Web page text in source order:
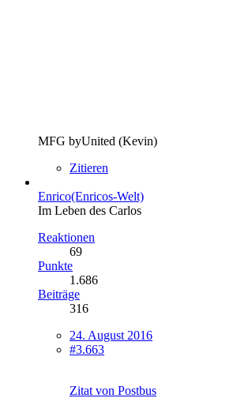
MFG byUnited (Kevin)
Zitieren
Enrico(Enricos-Welt)
Im Leben des Carlos
Reaktionen
69
Punkte
1.686
Beiträge
316
24. August 2016
#3.663
Zitat von Postbus